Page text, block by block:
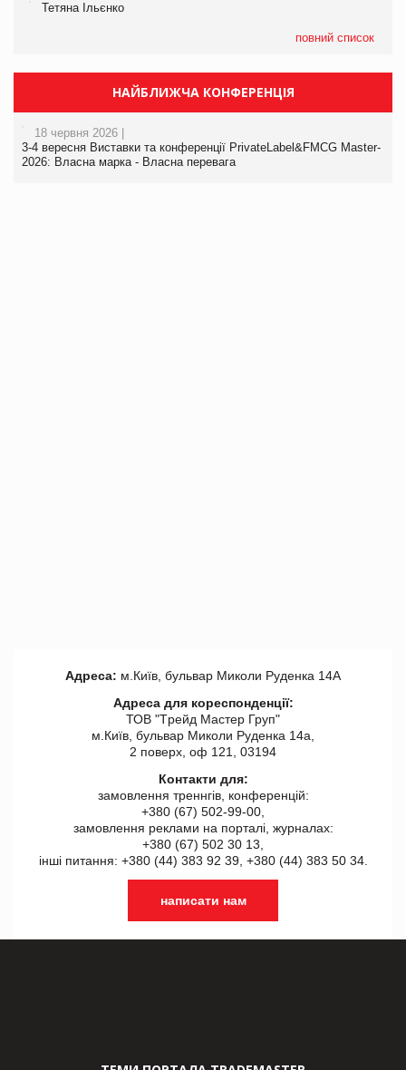
Тетяна Ільєнко
повний список
НАЙБЛИЖЧА КОНФЕРЕНЦІЯ
18 червня 2026 |
3-4 вересня Виставки та конференції PrivateLabel&FMCG Master-
2026: Власна марка - Власна перевага
Адреса: м.Київ, бульвар Миколи Руденка 14А
Адреса для кореспонденції:
ТОВ "Tрейд Мастер Груп"
м.Київ, бульвар Миколи Руденка 14а,
2 поверх, оф 121, 03194
Контакти для:
замовлення треннгів, конференцій:
+380 (67) 502-99-00,
замовлення реклами на порталі, журналах:
+380 (67) 502 30 13,
інші питання: +380 (44) 383 92 39, +380 (44) 383 50 34.
написати нам